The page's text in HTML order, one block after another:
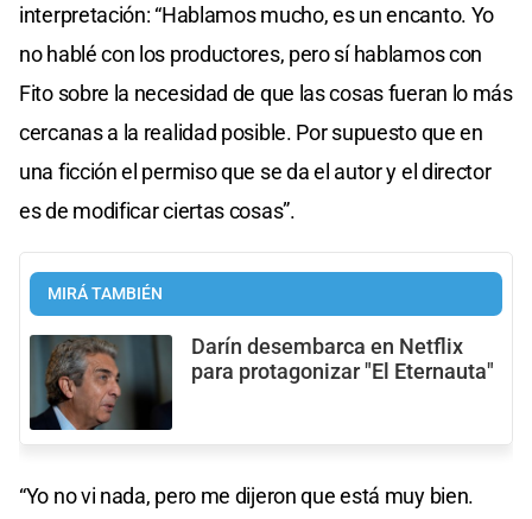
interpretación: “Hablamos mucho, es un encanto. Yo
no hablé con los productores, pero sí hablamos con
Fito sobre la necesidad de que las cosas fueran lo más
cercanas a la realidad posible. Por supuesto que en
una ficción el permiso que se da el autor y el director
es de modificar ciertas cosas”.
MIRÁ TAMBIÉN
Darín desembarca en Netflix
para protagonizar "El Eternauta"
“Yo no vi nada, pero me dijeron que está muy bien.